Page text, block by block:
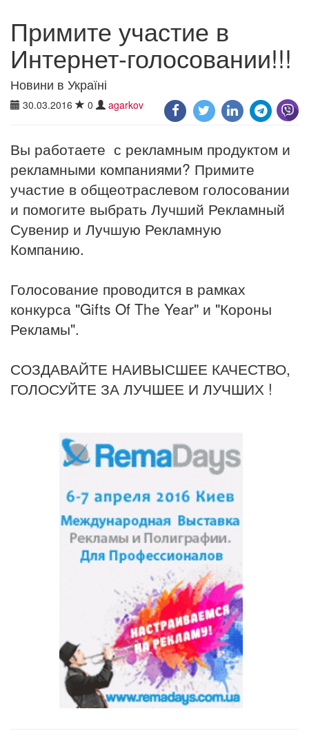
Примите участие в
Интернет-голосовании!!!
Новини в Україні
30.03.2016 0 agarkov
Вы работаете с рекламным продуктом и
рекламными компаниями? Примите
участие в общеотраслевом голосовании
и помогите выбрать Лучший Рекламный
Сувенир и Лучшую Рекламную
Компанию.
Голосование проводится в рамках
конкурса "Gifts Of The Year" и "Короны
Рекламы".
СОЗДАВАЙТЕ НАИВЫСШЕЕ КАЧЕСТВО,
ГОЛОСУЙТЕ ЗА ЛУЧШЕЕ И ЛУЧШИХ !